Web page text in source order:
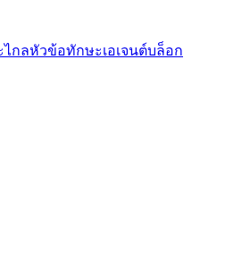
ไกลหัวข้อทักษะเอเจนต์บล็อก